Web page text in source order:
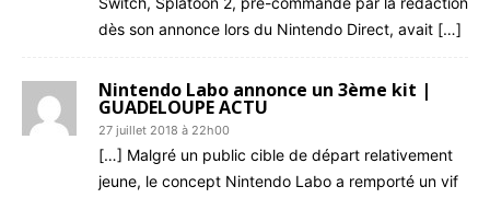
dès son annonce lors du Nintendo Direct, avait […]
Nintendo Labo annonce un 3ème kit |
GUADELOUPE ACTU
27 juillet 2018 à 22h00
[…] Malgré un public cible de départ relativement
jeune, le concept Nintendo Labo a remporté un vif